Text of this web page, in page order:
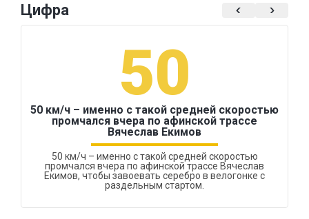
Цифра
50
50 км/ч – именно с такой средней скоростью
промчался вчера по афинской трассе
Вячеслав Екимов
50 км/ч – именно с такой средней скоростью
промчался вчера по афинской трассе Вячеслав
Екимов, чтобы завоевать серебро в велогонке с
раздельным стартом.